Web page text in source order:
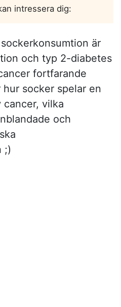
intressera dig:
är
och typ 2-diabetes
fortfarande
socker spelar en
vilka
och
;)